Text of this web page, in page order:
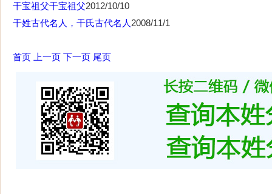
干宝祖父干宝祖父2012/10/10
干姓古代名人，干氏古代名人 2008/11/1
首页 上一页 下一页 尾页